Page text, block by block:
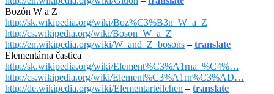
Bozón W a Z
http://sk.wikipedia.org/wiki/Boz%C3%B3n_W_a_Z
http://cs.wikipedia.org/wiki/Boson_W_a_Z
http://en.wikipedia.org/wiki/W_and_Z_bosons – translate
Elementárna častica
http://sk.wikipedia.org/wiki/Element%C3%A1rna_%C4%…
http://cs.wikipedia.org/wiki/Element%C3%A1rn%C3%AD…
http://de.wikipedia.org/wiki/Elementarteilchen – translate